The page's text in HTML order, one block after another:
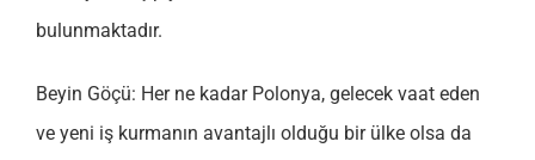
bulunmaktadır.
Beyin Göçü: Her ne kadar Polonya, gelecek vaat eden
ve yeni iş kurmanın avantajlı olduğu bir ülke olsa da